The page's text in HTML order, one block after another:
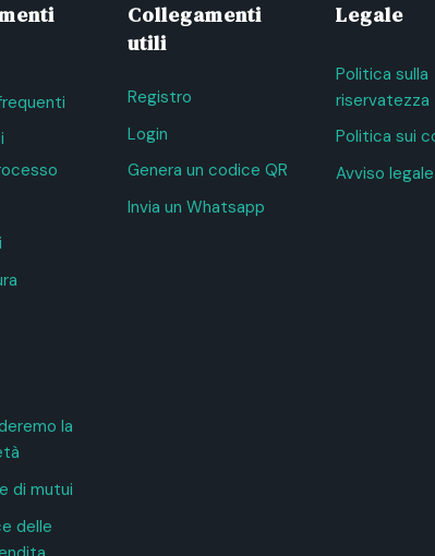
la
di mutui
delle
Collegamenti
utili
Registro
Login
Genera un codice QR
Invia un Whatsapp
Legale
Politica sulla
riservatezza
Politica sui
Avviso legale